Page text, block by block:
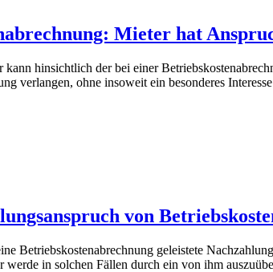
Mieter hat
kann hinsichtlich der bei einer
verlangen, ohne insoweit ein besonderes
von
Betriebskostenabrechnung geleistete
werde in solchen Fällen durch ein von ihm